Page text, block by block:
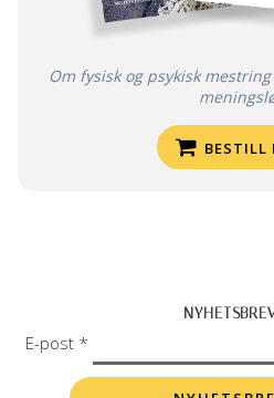
Om fysisk og psykisk
BESTILL
E-post *